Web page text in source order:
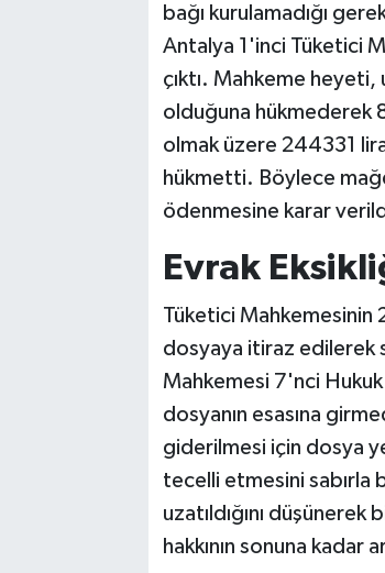
bağı kurulamadığı
Antalya 1'inci Tüketici
çıktı. Mahkeme heyeti,
olduğuna hükmederek
olmak üzere 244331
hükmetti. Böylece
ödenmesine karar
Evrak
Tüketici Mahkemesinin
dosyaya itiraz edilerek
Mahkemesi 7'nci
dosyanın esasına
giderilmesi için dosya
tecelli etmesini sabırla
uzatıldığını düşünerek
hakkının sonuna kadar